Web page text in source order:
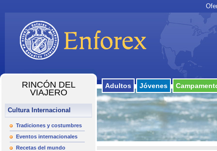
Adultos Jóvenes
RINCÓN DEL
VIAJERO
Cultura Internacional
Tradiciones y costumbres
Eventos internacionales
Recetas del mundo